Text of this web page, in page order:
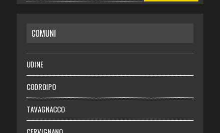
RISPARMIO
SALUTE
Necrologie
Chi siamo
Abbonati
COMUNI
UDINE
CODROIPO
TAVAGNACCO